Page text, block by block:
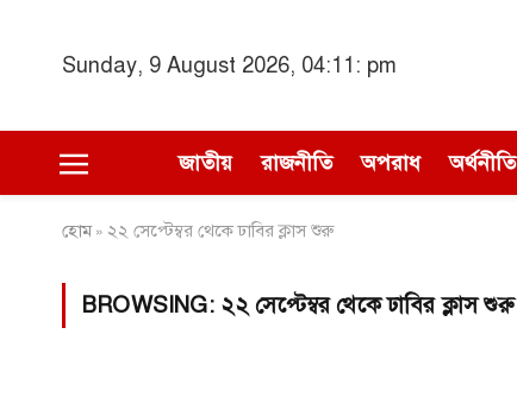
Sunday, 9 August 2026, 04:11: pm
জাতীয় রাজনীতি অপরাধ অর্থনীতি
হোম» ২২ সেপ্টেম্বর থেকে ঢাবির ক্লাস শুরু
BROWSING: ২২ সেপ্টেম্বর থেকে ঢাবির ক্লাস শুরু